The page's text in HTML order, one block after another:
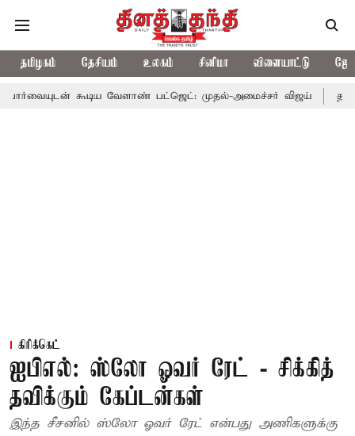
தமிழகம் தேசியம் உலகம் சினிமா விளையாட்டு
வேளாண் பட்ஜெட்: முதல்-அமைச்சர் விஜய் தமிழக
கிரிக்கெட்
ஐபிஎல்: ஸ்லோ ஓவர் ரேட் - சிக்கித்
தவிக்கும் கேப்டன்கள்
இந்த சீசனில் ஸ்லோ ஓவர் ரேட் என்பது அணிகளுக்கு